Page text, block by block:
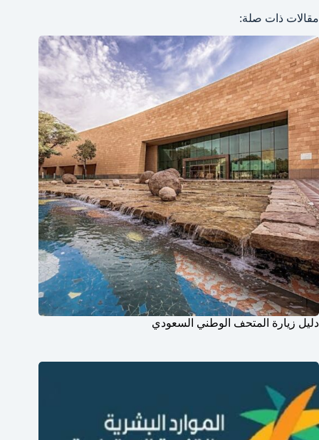
مقالات ذات صلة:
دليل زيارة المتحف الوطني السعودي